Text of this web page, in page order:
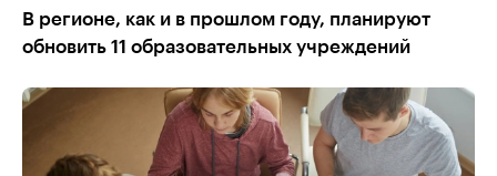
В регионе, как и в прошлом году, планируют
обновить 11 образовательных учреждений